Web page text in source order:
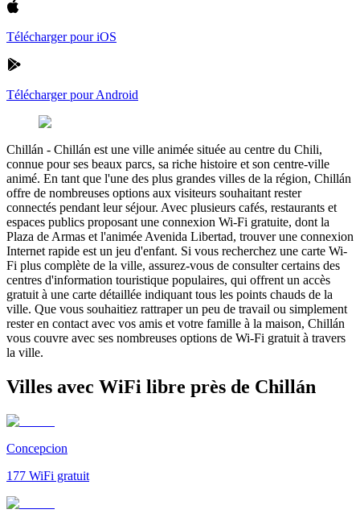
Télécharger pour iOS
Télécharger pour Android
Chillán - Chillán est une ville animée située au centre du Chili,
connue pour ses beaux parcs, sa riche histoire et son centre-ville
animé. En tant que l'une des plus grandes villes de la région, Chillán
offre de nombreuses options aux visiteurs souhaitant rester
connectés pendant leur séjour. Avec plusieurs cafés, restaurants et
espaces publics proposant une connexion Wi-Fi gratuite, dont la
Plaza de Armas et l'animée Avenida Libertad, trouver une connexion
Internet rapide est un jeu d'enfant. Si vous recherchez une carte Wi-
Fi plus complète de la ville, assurez-vous de consulter certains des
centres d'information touristique populaires, qui offrent un accès
gratuit à une carte détaillée indiquant tous les points chauds de la
ville. Que vous souhaitiez rattraper un peu de travail ou simplement
rester en contact avec vos amis et votre famille à la maison, Chillán
vous couvre avec ses nombreuses options de Wi-Fi gratuit à travers
la ville.
Villes avec WiFi libre près de Chillán
Concepcion
177 WiFi gratuit